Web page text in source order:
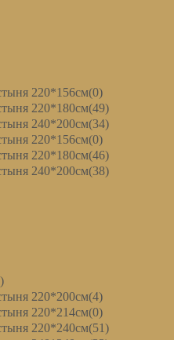
220*156см(0)
220*180см(49)
240*200см(34)
220*156см(0)
220*180см(46)
240*200см(38)
220*200см(4)
220*214см(0)
220*240см(51)